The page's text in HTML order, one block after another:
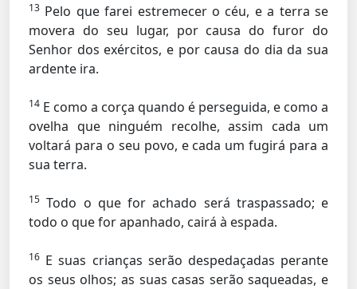
13 Pelo que farei estremecer o céu, e a terra se
movera do seu lugar, por causa do furor do
Senhor dos exércitos, e por causa do dia da sua
ardente ira.
14 E como a corça quando é perseguida, e como a
ovelha que ninguém recolhe, assim cada um
voltará para o seu povo, e cada um fugirá para a
sua terra.
15 Todo o que for achado será traspassado; e
todo o que for apanhado, cairá à espada.
16 E suas crianças serão despedaçadas perante
os seus olhos; as suas casas serão saqueadas, e